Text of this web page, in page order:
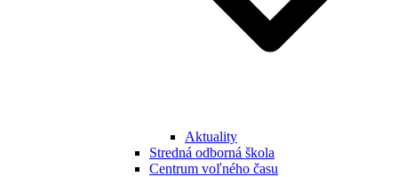
Aktuality
Stredná odborná škola
Centrum voľného času